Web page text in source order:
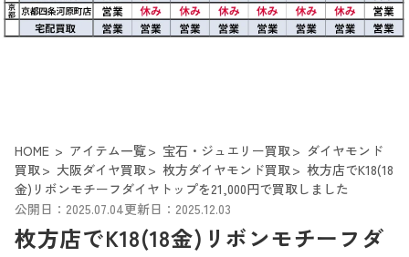
HOME アイテム一覧 宝石・ジュエリー買取
ダイヤモンド
買取
大阪ダイヤ買取 枚方ダイヤモンド買取
枚方店でK18(18
金)リボンモチーフダイヤトップを21,000円で買取しました
公開日：2025.07.04更新日：2025.12.03
枚方店でK18(18金)リボンモチーフダ